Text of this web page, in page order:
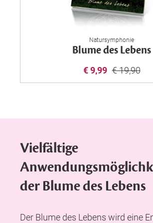
Natursymphonie
Blume des Lebens
€ 9,99 € 19,90
Vielfältige
der Blume des Lebens
Der Blume des Lebens wird eine